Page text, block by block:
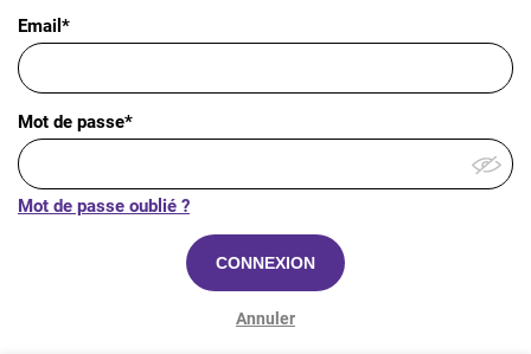
Email*
Mot de passe*
Mot de passe oublié ?
CONNEXION
Annuler